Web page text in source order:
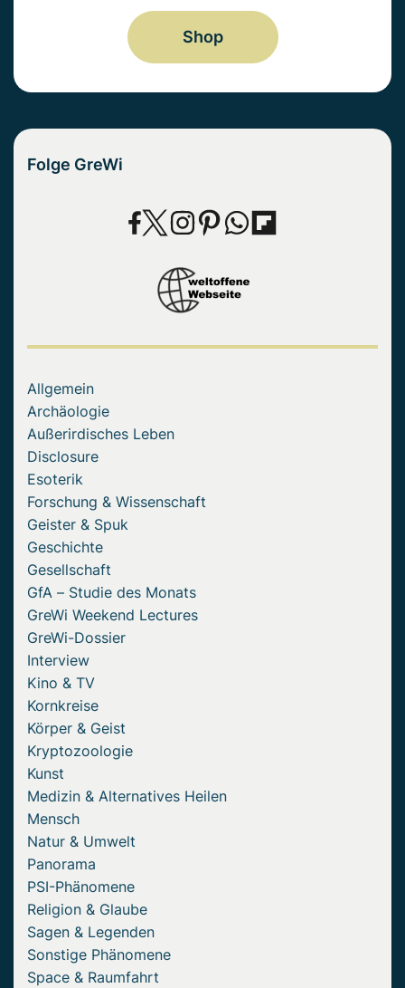
Shop
Folge GreWi
Allgemein
Archäologie
Außerirdisches Leben
Disclosure
Esoterik
Forschung & Wissenschaft
Geister & Spuk
Geschichte
Gesellschaft
GfA – Studie des Monats
GreWi Weekend Lectures
GreWi-Dossier
Interview
Kino & TV
Kornkreise
Körper & Geist
Kryptozoologie
Kunst
Medizin & Alternatives Heilen
Mensch
Natur & Umwelt
Panorama
PSI-Phänomene
Religion & Glaube
Sagen & Legenden
Sonstige Phänomene
Space & Raumfahrt